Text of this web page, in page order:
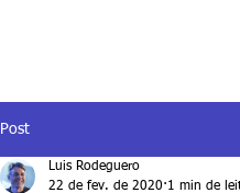
Post
Luis Rodeguero
22 de fev. de 2020 1 min de